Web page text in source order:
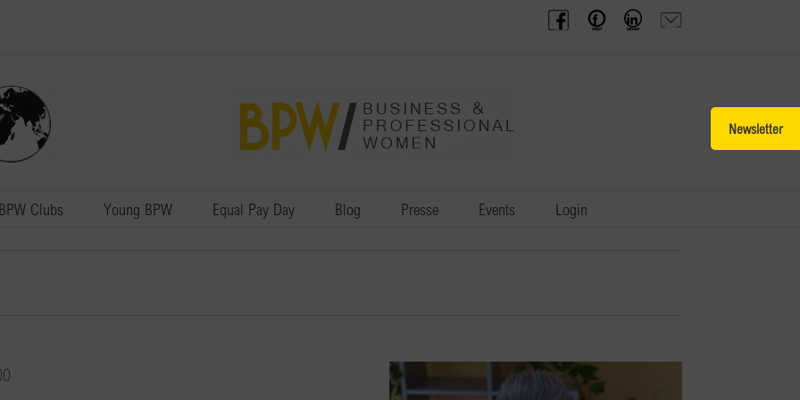
BPW
Austria
Offenes
Frauennetzwerk
BPW
Gruppe
Anfrage
schicken
BPW Clubs Young BPW Equal Pay Day Blog Presse Events Login
Sliding